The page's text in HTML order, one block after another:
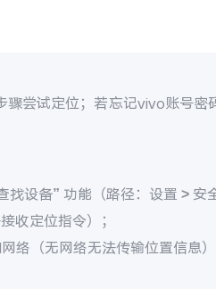
尝试定位；若忘记vivo账号密
设备” 功能（路径：设置 > 安
收定位指令）；
络（无网络无法传输位置信息）